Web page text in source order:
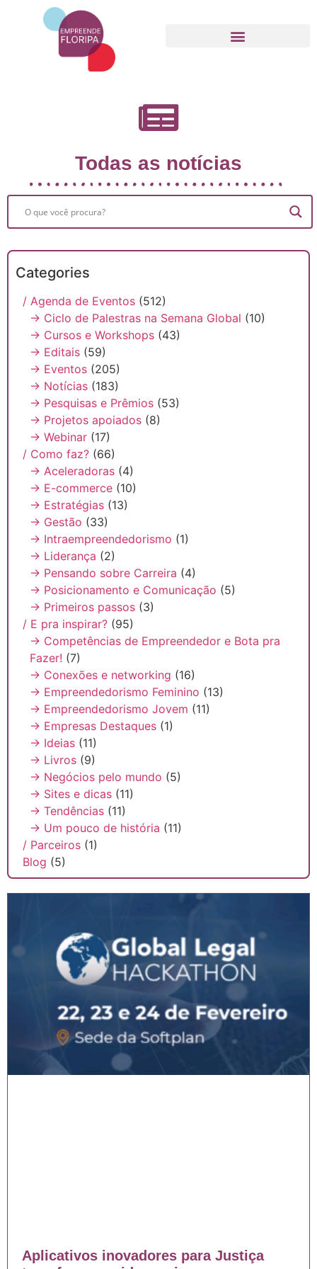
Todas as notícias
Aplicativos inovadores para Justiça
Categories
/ Agenda de Eventos (512)
→ Ciclo de Palestras na Semana Global (10)
→ Cursos e Workshops (43)
→ Editais (59)
→ Eventos (205)
→ Notícias (183)
→ Pesquisas e Prêmios (53)
→ Projetos apoiados (8)
→ Webinar (17)
/ Como faz? (66)
→ Aceleradoras (4)
→ E-commerce (10)
→ Estratégias (13)
→ Gestão (33)
→ Intraempreendedorismo (1)
→ Liderança (2)
→ Pensando sobre Carreira (4)
→ Posicionamento e Comunicação (5)
→ Primeiros passos (3)
/ E pra inspirar? (95)
→ Competências de Empreendedor e Bota pra
Fazer! (7)
→ Conexões e networking (16)
→ Empreendedorismo Feminino (13)
→ Empreendedorismo Jovem (11)
→ Empresas Destaques (1)
→ Ideias (11)
→ Livros (9)
→ Negócios pelo mundo (5)
→ Sites e dicas (11)
→ Tendências (11)
→ Um pouco de história (11)
/ Parceiros (1)
Blog (5)